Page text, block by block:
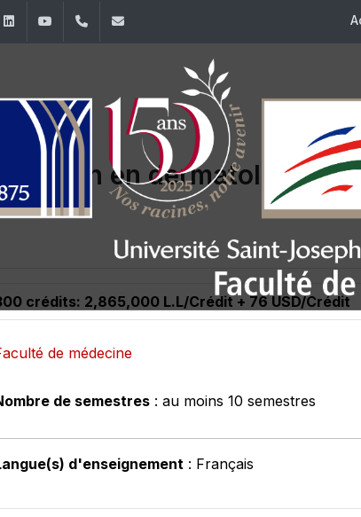
LinkedInYouTube+961 (1) 421 235
en dermatologie
crédits: 2,865,000 L.L/Crédit + 76 USD/Crédit
de médecine
de semestres : au moins 10 semestres
d'enseignement : Français